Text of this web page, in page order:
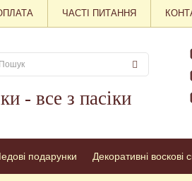
ЧАСТІ ПИТАННЯ
- все з пасіки
подарунки Декоративні воскові